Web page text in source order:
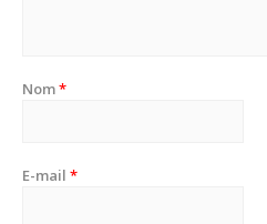
Nom*
E-mail *